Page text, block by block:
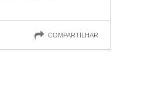
COMPARTILHAR